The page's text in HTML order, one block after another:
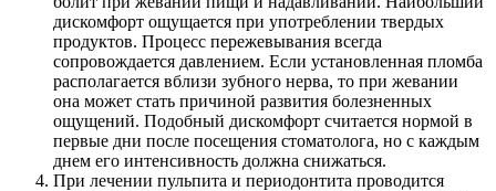
дискомфорт ощущается при употреблении твердых
продуктов. Процесс пережевывания всегда
сопровождается давлением. Если установленная пломба
располагается вблизи зубного нерва, то при жевании
она может стать причиной развития болезненных
ощущений. Подобный дискомфорт считается нормой в
первые дни после посещения стоматолога, но с каждым
днем его интенсивность должна снижаться.
При лечении пульпита и периодонтита проводится